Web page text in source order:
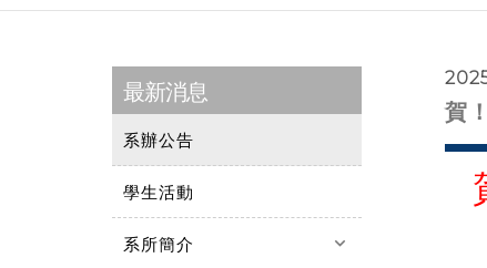
最新消息
系辦公告
學生活動
系所簡介 keyboard_arrow_down
賀